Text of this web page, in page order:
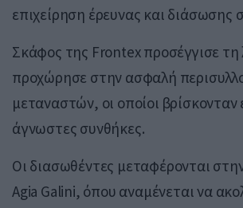
επιχείρηση έρευνας και διάσωσης
Σκάφος της Frontexπροσέγγισε τη
προχώρησε στην ασφαλή
μεταναστών, οι οποίοι
άγνωστες συνθήκες.
Οι διασωθέντες μεταφέρονται
Agia Galini, όπου αναμένεται να